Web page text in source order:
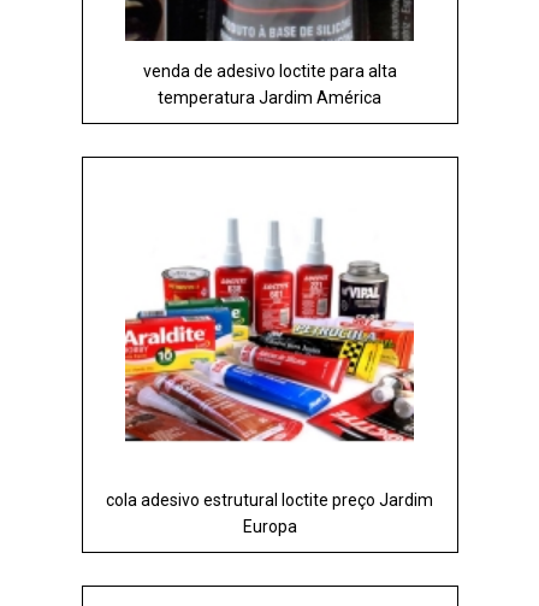
venda de adesivo loctite para alta
temperatura Jardim América
cola adesivo estrutural loctite preço Jardim
Europa